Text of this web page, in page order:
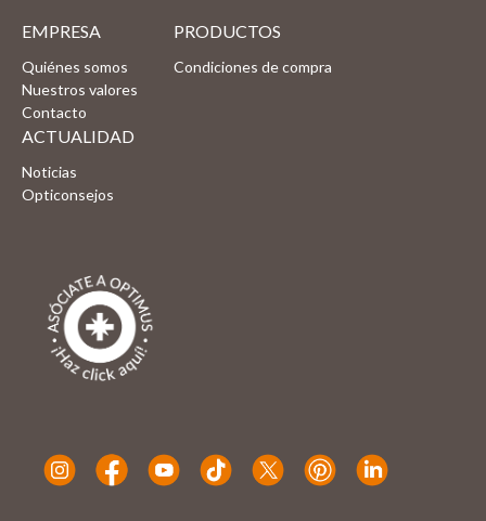
EMPRESA
Quiénes somos
Nuestros valores
Contacto
PRODUCTOS
Condiciones de compra
ACTUALIDAD
Noticias
Opticonsejos